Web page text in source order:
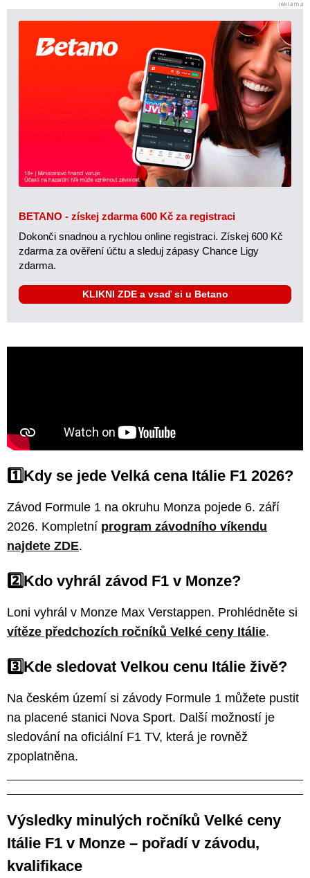
BETANO - získej zdarma 600 Kč za registraci
Dokonči snadnou a rychlou online registraci. Získej 600 Kč
zdarma za ověření účtu a sleduj zápasy Chance Ligy
zdarma.
KLIKNI ZDE a vsaď si u Betano
1️⃣Kdy se jede Velká cena Itálie F1 2026?
Závod Formule 1 na okruhu Monza pojede 6. září
2026. Kompletní program závodního víkendu
najdete ZDE.
2️⃣Kdo vyhrál závod F1 v Monze?
Loni vyhrál v Monze Max Verstappen. Prohlédněte si
vítěze předchozích ročníků Velké ceny Itálie.
3️⃣Kde sledovat Velkou cenu Itálie živě?
Na českém území si závody Formule 1 můžete pustit
na placené stanici Nova Sport. Další možností je
sledování na oficiální F1 TV, která je rovněž
zpoplatněna.
Výsledky minulých ročníků Velké ceny
Itálie F1 v Monze – pořadí v závodu,
kvalifikace